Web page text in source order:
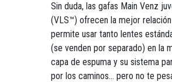
Sin duda, las gafas Main Venz
(VLS™) ofrecen la mejor
permite usar tanto lentes
(se venden por separado) en la
capa de espuma y su sistema
por los caminos... pero no te